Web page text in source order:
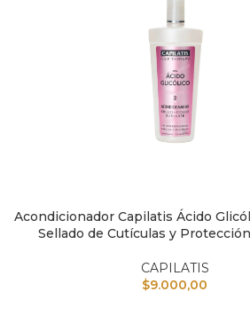
AÑADIR AL CARRITO
Acondicionador Capilatis Ácido
Sellado de Cutículas y
CAPILATIS
$9.000,00